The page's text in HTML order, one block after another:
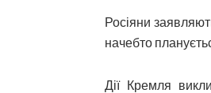
Росіяни
начебто
Дії Кремля